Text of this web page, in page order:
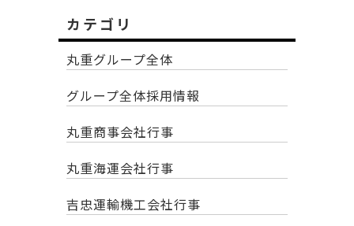
カテゴリ
丸重グループ全体
グループ全体採用情報
丸重商事会社行事
丸重海運会社行事
吉忠運輸機工会社行事